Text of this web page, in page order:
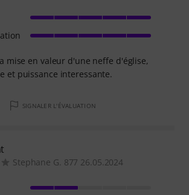
mise en valeur d'une neffe d'église,
et puissance interessante.
SIGNALER L'ÉVALUATION
Stephane G. 877 26.05.2024